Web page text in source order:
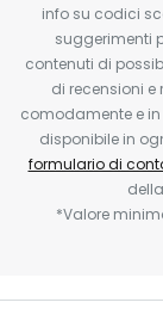
info su codici
suggerimenti
contenuti di
di recensioni
comodamente e
disponibile in
formulario di
*Valore